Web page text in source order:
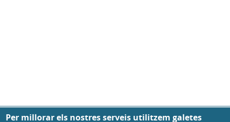
Per millorar els nostres serveis utilitzem galetes